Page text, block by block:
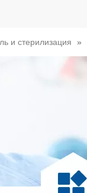
и стерилизация »